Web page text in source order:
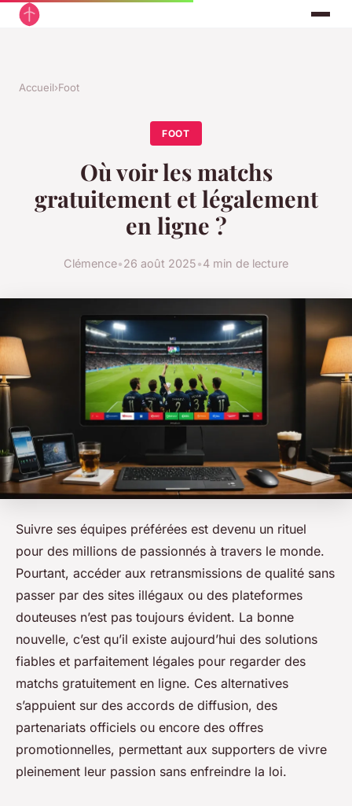
Accueil›Foot
FOOT
Où voir les matchs
gratuitement et légalement
en ligne ?
Clémence•26 août 2025•4 min de lecture
Suivre ses équipes préférées est devenu un rituel
pour des millions de passionnés à travers le monde.
Pourtant, accéder aux retransmissions de qualité sans
passer par des sites illégaux ou des plateformes
douteuses n’est pas toujours évident. La bonne
nouvelle, c’est qu’il existe aujourd’hui des solutions
fiables et parfaitement légales pour regarder des
matchs gratuitement en ligne. Ces alternatives
s’appuient sur des accords de diffusion, des
partenariats officiels ou encore des offres
promotionnelles, permettant aux supporters de vivre
pleinement leur passion sans enfreindre la loi.